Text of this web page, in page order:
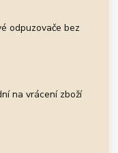
odpuzovače bez
na vrácení zboží